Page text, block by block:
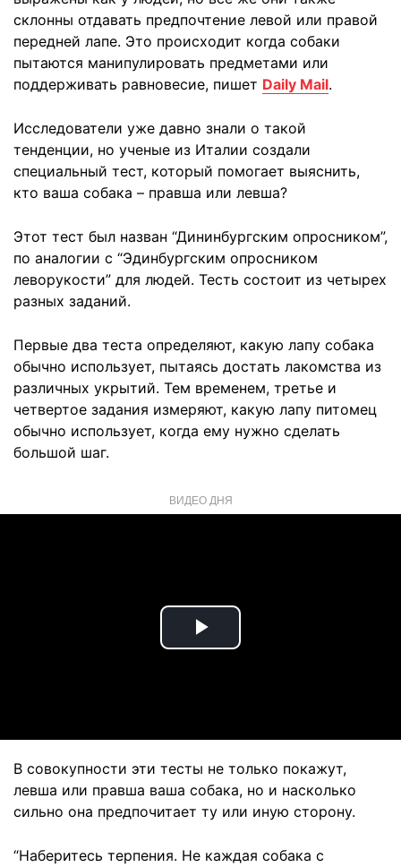
склонны отдавать предпочтение левой или правой
передней лапе. Это происходит когда собаки
пытаются манипулировать предметами или
поддерживать равновесие, пишет Daily Mail.
Исследователи уже давно знали о такой
тенденции, но ученые из Италии создали
специальный тест, который помогает выяснить,
кто ваша собака – правша или левша?
Этот тест был назван “Дининбургским опросником”,
по аналогии с “Эдинбургским опросником
леворукости” для людей. Тесть состоит из четырех
разных заданий.
Первые два теста определяют, какую лапу собака
обычно использует, пытаясь достать лакомства из
различных укрытий. Тем временем, третье и
четвертое задания измеряют, какую лапу питомец
обычно использует, когда ему нужно сделать
большой шаг.
ВИДЕО ДНЯ
Play
В совокупности эти тесты не только покажут,
левша или правша ваша собака, но и насколько
сильно она предпочитает ту или иную сторону.
“Наберитесь терпения. Не каждая собака с